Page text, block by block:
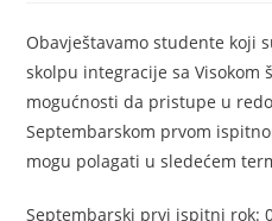
Obavještavamo studente koji
skolpu integracije sa Visokom
mogućnosti da pristupe u
Septembarskom prvom
mogu polagati u sledećem
Septembarski prvi ispitni rok: